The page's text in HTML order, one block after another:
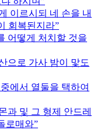
이르시되 네 손을 내
회복된지라
어떻게 처치할 것을
으로 가사 밤이 맟도
에서 열둘을 택하여
과 및 그 형제 안드레
로매와